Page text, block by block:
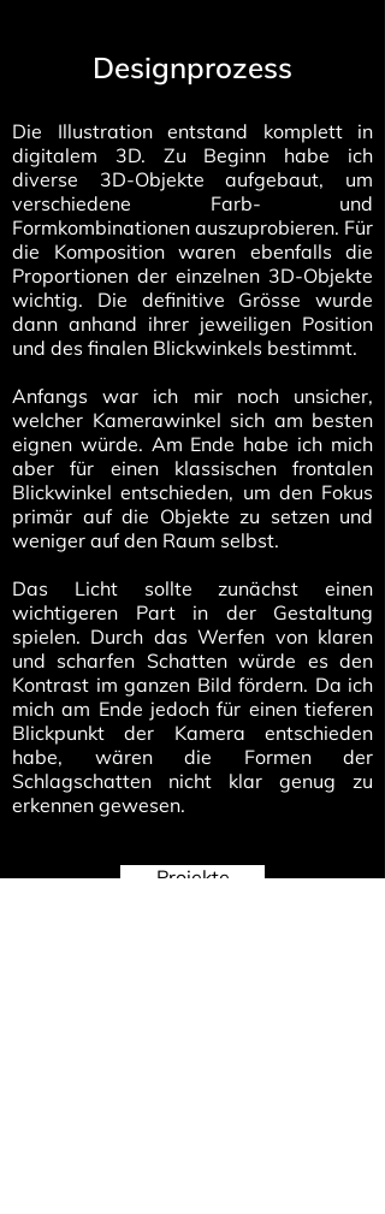
Designprozess
Die Illustration entstand komplett in
digitalem 3D. Zu Beginn habe ich
diverse 3D-Objekte aufgebaut, um
verschiedene Farb- und
Formkombinationen auszuprobieren. Für
die Komposition waren ebenfalls die
Proportionen der einzelnen 3D-Objekte
wichtig. Die definitive Grösse wurde
dann anhand ihrer jeweiligen Position
und des finalen Blickwinkels bestimmt.
Anfangs war ich mir noch unsicher,
welcher Kamerawinkel sich am besten
eignen würde. Am Ende habe ich mich
aber für einen klassischen frontalen
Blickwinkel entschieden, um den Fokus
primär auf die Objekte zu setzen und
weniger auf den Raum selbst.
Das Licht sollte zunächst einen
wichtigeren Part in der Gestaltung
spielen. Durch das Werfen von klaren
und scharfen Schatten würde es den
Kontrast im ganzen Bild fördern. Da ich
mich am Ende jedoch für einen tieferen
Blickpunkt der Kamera entschieden
habe, wären die Formen der
Schlagschatten nicht klar genug zu
erkennen gewesen.
Projekte